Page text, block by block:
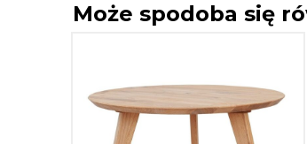
Może spodoba się